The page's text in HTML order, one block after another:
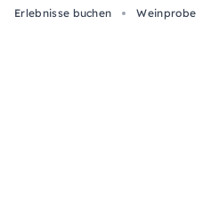
Erlebnisse buchen
Weinprobe